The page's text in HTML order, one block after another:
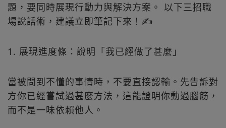
題，要同時展現行動力與解決方案。 以下三招職
場說話術，建議立即筆記下來！✍️
1. 展現進度條：說明「我已經做了甚麼」
當被問到不懂的事情時，不要直接認輸。先告訴對
方你已經嘗試過甚麼方法，這能證明你動過腦筋，
而不是一味依賴他人。